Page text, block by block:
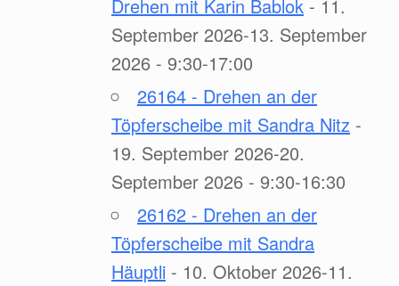
Drehen mit Karin Bablok - 11.
September 2026-13. September
2026 - 9:30-17:00
26164 - Drehen an der
Töpferscheibe mit Sandra Nitz -
19. September 2026-20.
September 2026 - 9:30-16:30
26162 - Drehen an der
Töpferscheibe mit Sandra
Häuptli - 10. Oktober 2026-11.